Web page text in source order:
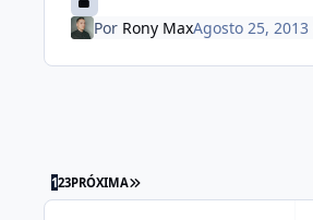
Por Rony MaxAgosto 25,
123PRÓXIMA